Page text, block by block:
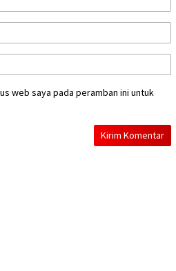
web saya pada peramban ini untuk